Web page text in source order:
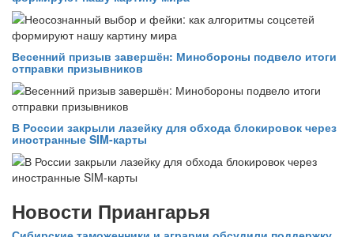
Весенний призыв завершён: Минобороны подвело итоги
отправки призывников
В России закрыли лазейку для обхода блокировок через
иностранные SIM-карты
Новости Приангарья